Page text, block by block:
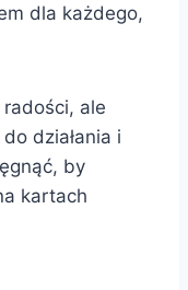
dla każdego,
radości, ale
działania i
by
kartach